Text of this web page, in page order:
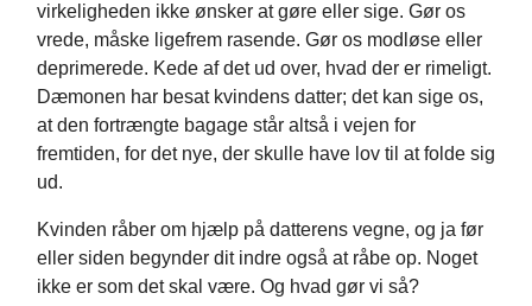
virkeligheden ikke ønsker at gøre eller sige. Gør os
vrede, måske ligefrem rasende. Gør os modløse eller
deprimerede. Kede af det ud over, hvad der er rimeligt.
Dæmonen har besat kvindens datter; det kan sige os,
at den fortrængte bagage står altså i vejen for
fremtiden, for det nye, der skulle have lov til at folde sig
ud.
Kvinden råber om hjælp på datterens vegne, og ja før
eller siden begynder dit indre også at råbe op. Noget
ikke er som det skal være. Og hvad gør vi så?